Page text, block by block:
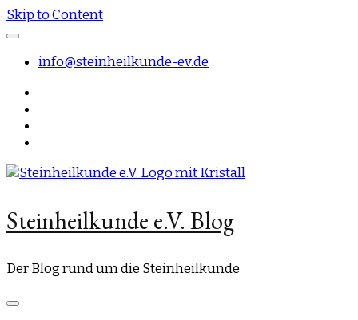
Skip to Content
info@steinheilkunde-ev.de
Steinheilkunde e.V. Blog
Der Blog rund um die Steinheilkunde